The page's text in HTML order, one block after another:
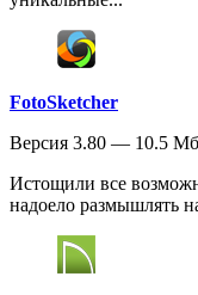
FotoSketcher
Версия 3.80 — 10.5 Мб
Истощили все
надоело размышлять